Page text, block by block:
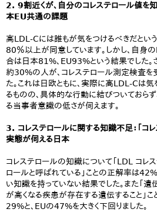
2. 9割近くが、自分のコレステロール値を
本EU共通の課題
高LDL-Cには誰もが気をつけるべきだとい
80％以上が同意しています。しかし、自身
合は日本81%、EU93%という結果でした。
約30%の人が、コレステロール測定検査を
た。これは日欧ともに、実際に高LDL-Cは
るものの、具体的な行動に結びついておら
る当事者意識の低さが伺えます。
3. コレステロールに関する知識不足：「コ
実態が伺える日本
コレステロールの知識について「LDL コレス
ロールと呼ばれている」ことの正解率は
い知識を持っていない結果でした。また「遺
が高くなる疾患が存在する遺伝すること」
29%と、EUの47%を大きく下回りました。